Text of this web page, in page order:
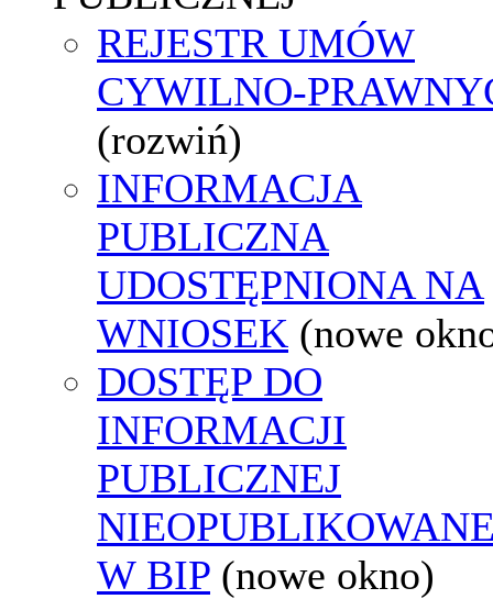
REJESTR UMÓW
CYWILNO-
(rozwiń)
INFORMACJA
PUBLICZNA
UDOSTĘPNIONA NA
WNIOSEK (nowe
DOSTĘP DO
INFORMACJI
PUBLICZNEJ
W BIP (nowe okno)